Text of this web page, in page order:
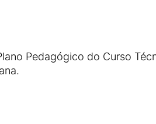
Pedagógico do Curso